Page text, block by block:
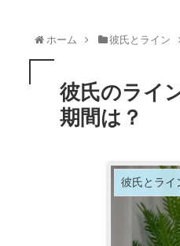
ホーム 彼氏とライン
彼氏のライ
期間は？
彼氏とライ